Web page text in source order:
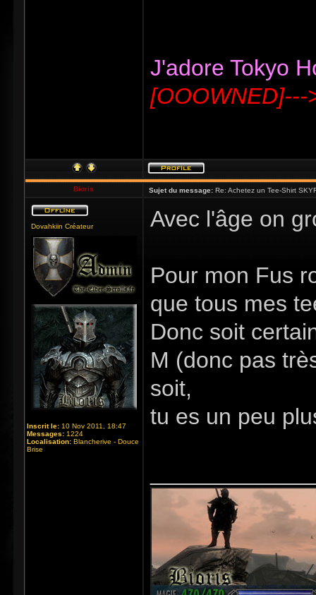
J'adore Tokyo
[OOOWNED]---
Bioris Sujet du message: Re: Achetez un Tee-Shirt
Dovahkiin Créateur
Inscrit le: 10 Nov 2011, 18:47
Messages: 1224
Localisation: Blancherive - Douce
Brise
Avec l'âge on
Pour mon Fus
que tous mes
Donc soit
M (donc pas
soit,
tu es un peu